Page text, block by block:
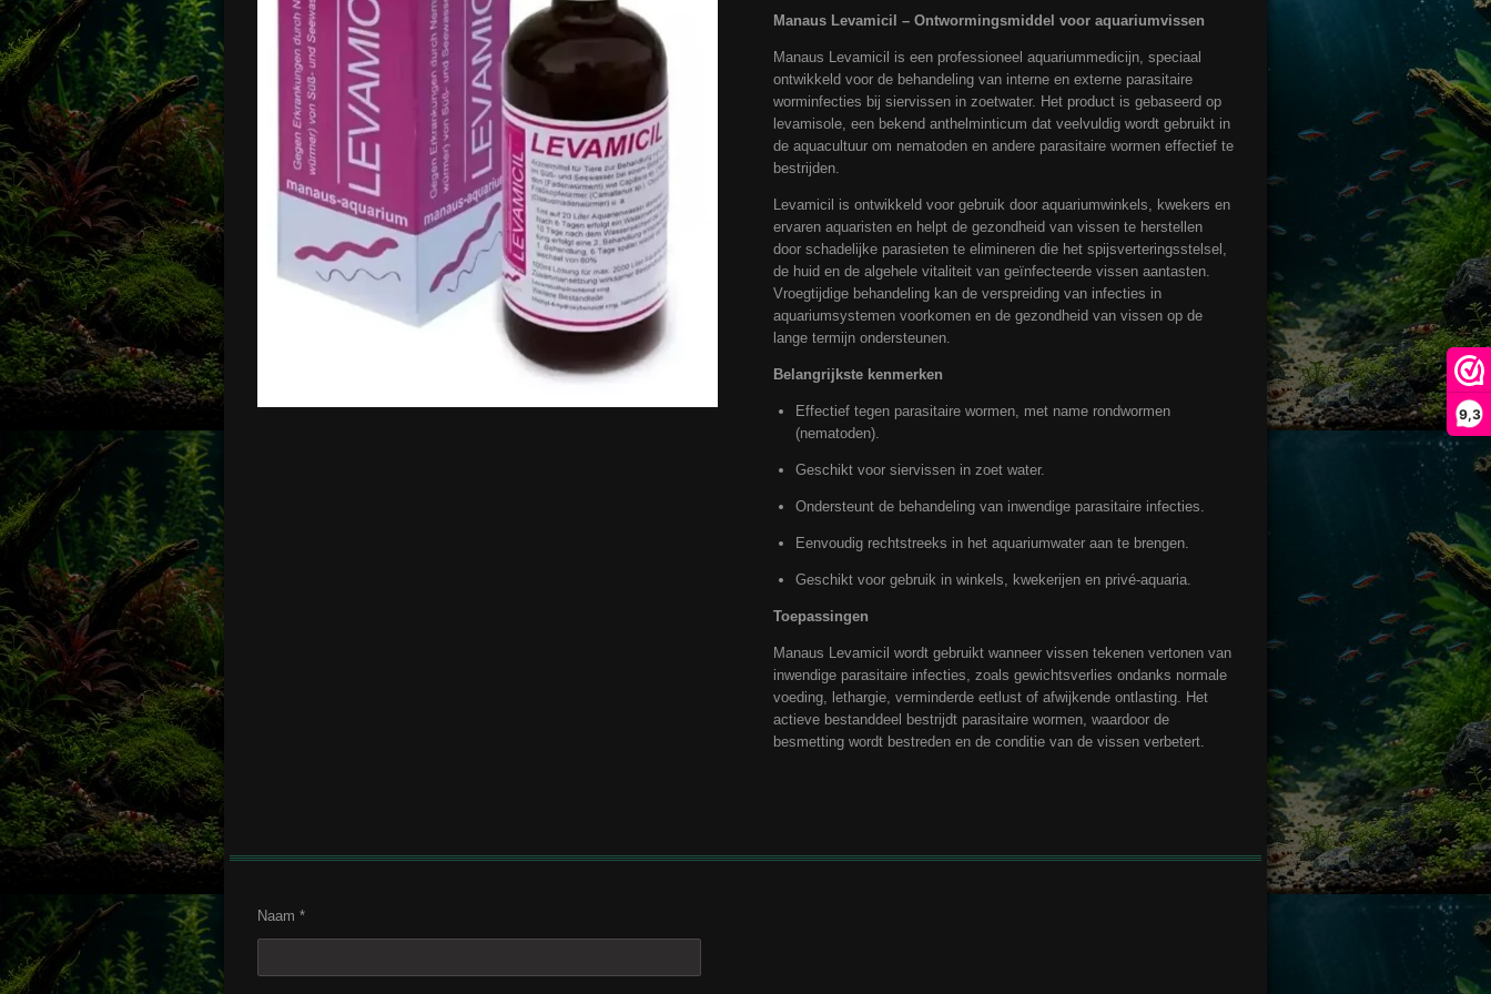
9,3
Manaus Levamicil – Ontwormingsmiddel voor aquariumvissen
Manaus Levamicil is een professioneel aquariummedicijn, speciaal
ontwikkeld voor de behandeling van interne en externe parasitaire
worminfecties bij siervissen in zoetwater. Het product is gebaseerd op
levamisole, een bekend anthelminticum dat veelvuldig wordt gebruikt in
de aquacultuur om nematoden en andere parasitaire wormen effectief te
bestrijden.
Levamicil is ontwikkeld voor gebruik door aquariumwinkels, kwekers en
ervaren aquaristen en helpt de gezondheid van vissen te herstellen
door schadelijke parasieten te elimineren die het spijsverteringsstelsel,
de huid en de algehele vitaliteit van geïnfecteerde vissen aantasten.
Vroegtijdige behandeling kan de verspreiding van infecties in
aquariumsystemen voorkomen en de gezondheid van vissen op de
lange termijn ondersteunen.
Belangrijkste kenmerken
Effectief tegen parasitaire wormen, met name rondwormen
(nematoden).
Geschikt voor siervissen in zoet water.
Ondersteunt de behandeling van inwendige parasitaire infecties.
Eenvoudig rechtstreeks in het aquariumwater aan te brengen.
Geschikt voor gebruik in winkels, kwekerijen en privé-aquaria.
Toepassingen
Manaus Levamicil wordt gebruikt wanneer vissen tekenen vertonen van
inwendige parasitaire infecties, zoals gewichtsverlies ondanks normale
voeding, lethargie, verminderde eetlust of afwijkende ontlasting. Het
actieve bestanddeel bestrijdt parasitaire wormen, waardoor de
besmetting wordt bestreden en de conditie van de vissen verbetert.
Naam *